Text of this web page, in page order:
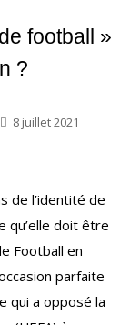
football »
?
8 juillet 2021
de l’identité de
qu’elle doit être
Football en
parfaite
qui a opposé la